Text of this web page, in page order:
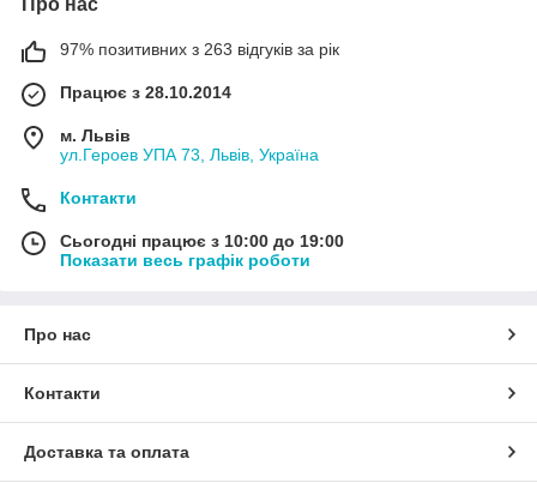
Про нас
97% позитивних з 263 відгуків за рік
Працює з 28.10.2014
м. Львів
ул.Героев УПА 73, Львів, Україна
Контакти
Сьогодні працює з 10:00 до 19:00
Показати весь графік роботи
Про нас
Контакти
Доставка та оплата